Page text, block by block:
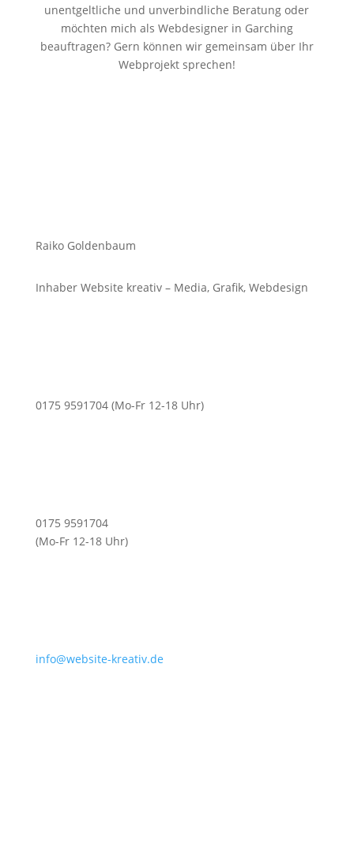
unentgeltliche und unverbindliche Beratung oder
möchten mich als Webdesigner in Garching
beauftragen? Gern können wir gemeinsam über Ihr
Webprojekt sprechen!
Raiko Goldenbaum
Inhaber Website kreativ – Media, Grafik, Webdesign
0175 9591704 (Mo-Fr 12-18 Uhr)
0175 9591704
(Mo-Fr 12-18 Uhr)
info@website-kreativ.de